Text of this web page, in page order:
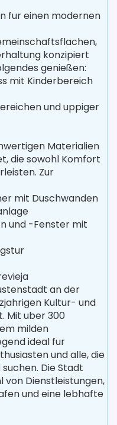
fur einen modernen
konzipiert
genießen:
mit Kinderbereich
und uppiger
Materialien
die sowohl Komfort
Zur
mit Duschwanden
und -Fenster mit
an der
Kultur- und
Mit uber 300
milden
ideal fur
und alle, die
Die Stadt
von Dienstleistungen,
und eine lebhafte